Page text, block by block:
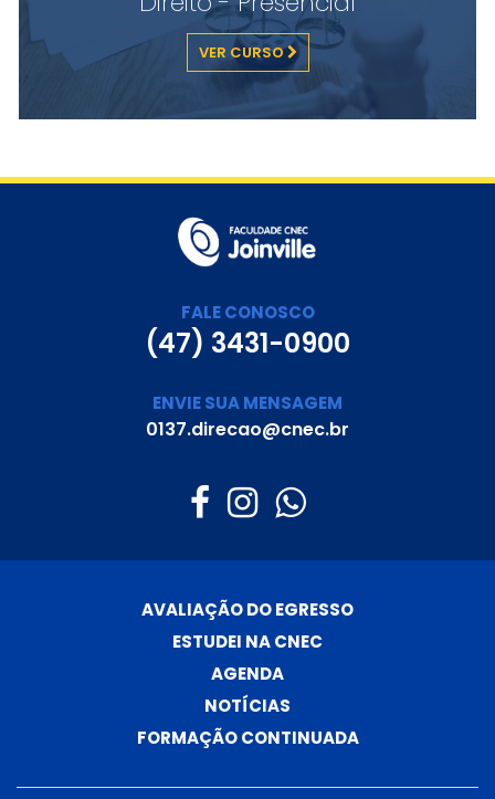
VER CURSO
FALE CONOSCO
(47) 3431-0900
ENVIE SUA MENSAGEM
0137.direcao@cnec.br
AVALIAÇÃO DO EGRESSO
ESTUDEI NA CNEC
AGENDA
NOTÍCIAS
FORMAÇÃO CONTINUADA